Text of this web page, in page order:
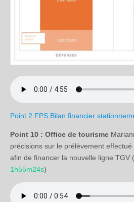
Point 2 FPS Bilan financier
Point 10 : Office de tourisme
précisions sur le prélèvement
afin de financer la nouvelle ligne TGV (
1h55m24s)